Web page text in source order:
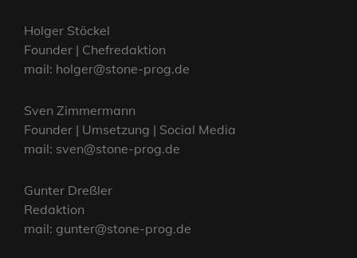
Holger Stöckel
Founder | Chefredaktion
mail: holger@stone-prog.de
Sven Zimmermann
Founder | Umsetzung | Social Media
mail: sven@stone-prog.de
Gunter Dreßler
Redaktion
mail: gunter@stone-prog.de